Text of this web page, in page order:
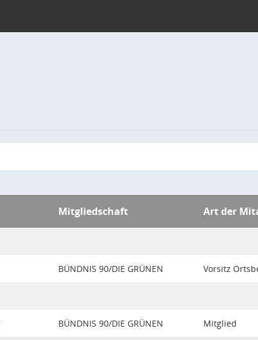
Mitgliedschaft Art der
BÜNDNIS 90/DIE GRÜNEN Vorsitz
BÜNDNIS 90/DIE GRÜNEN Mitglied